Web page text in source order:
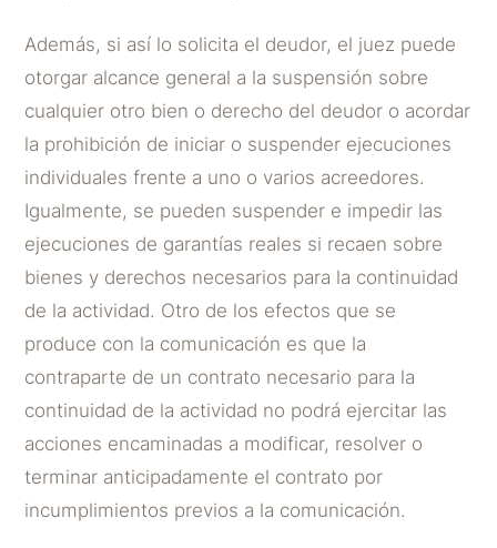
Además, si así lo solicita el deudor, el juez puede
otorgar alcance general a la suspensión sobre
cualquier otro bien o derecho del deudor o acordar
la prohibición de iniciar o suspender ejecuciones
individuales frente a uno o varios acreedores.
Igualmente, se pueden suspender e impedir las
ejecuciones de garantías reales si recaen sobre
bienes y derechos necesarios para la continuidad
de la actividad. Otro de los efectos que se
produce con la comunicación es que la
contraparte de un contrato necesario para la
continuidad de la actividad no podrá ejercitar las
acciones encaminadas a modificar, resolver o
terminar anticipadamente el contrato por
incumplimientos previos a la comunicación.